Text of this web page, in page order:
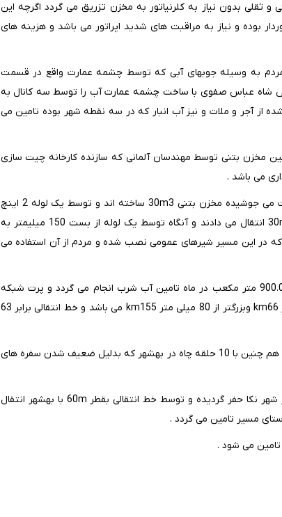
بدون نیاز به کلرنیاتور به مخزن تزریق می گردد اگرچه این
بوده و نیاز به مراقبت های شدید اپراتور می باشد و هزینه های
به وسیله جوبهای آبی که توسط چشمه عمارت واقع در قسمت
قرار داشته استفاده می نموده اند .در حدود 400 سال پیش شاه عباس صفوی با ساخت چشمه عمارت آب را توسط سه کانال به
از آجر و ملات و نیز آب انبار که در سه نقطه شهر بوده تامین می
چیت سازی اولین مخزن بتنی توسط مهندسان آلمانی که سازنده کارخانه چیت سازی
می باشد .
همین مهندسان آلمانی دروسط ساختمان آب چشمه عمارت که در وسط عمارت می جوشیده مخزن بتنی 30m3 ساخته اند و توسط یک لوله 2 اینچ
بصورت ثقلی آب را به مخزن بتنی ساخته شده در همان محوطه در فاصله 30m انتقال می دادند و آنگاه توسط یک لوله از بست 150 میلیمتر به
می باشد انتقال می دادند که در این مسیر شیرهای عمومی نصب شده و مردم از آن استفاده می
شهر بهشهر هم اکنون با اشتراک حدود 22000 مشترک و تولید آبی حدود 900.000 متر مکعب در ماه تامین آب شرب انجام می گردد و پرت شبکه
حدود 28% می باشد و طول شبکه آبرسانی بهشهر با شبکه کمتر از 80 میلیمتر km66 وبزرگتر از 80 میلی متر km155 می باشد و خط انتقالی برابر 63
هم اکنون تامین آب شرب بهشهر بدلیل کاهش دبی چشمه در حدود 35lit/s و هم چنین با 10 حلقه چاه در بهشهر که بدلیل ضعیف شدن سفره های
در نتیجه تامین آب شرب هم اکنون 50% درصد آن توسط 5 حلقه چاه که در شهر نکا حفر گردیده و توسط خط انتقالی بقطر 60m با بهشهر انتقال
مسیر تامین می گردد .